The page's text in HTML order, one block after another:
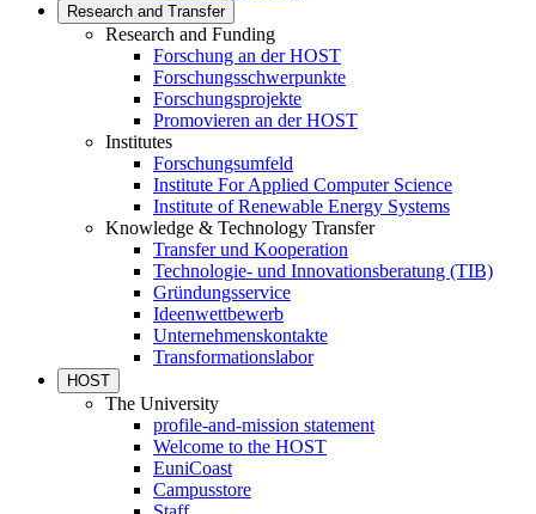
Research and Transfer
Research and Funding
Forschung an der HOST
Forschungsschwerpunkte
Forschungsprojekte
Promovieren an der HOST
Institutes
Forschungsumfeld
Institute For Applied Computer Science
Institute of Renewable Energy Systems
Knowledge & Technology Transfer
Transfer und Kooperation
Technologie- und Innovationsberatung (TIB)
Gründungsservice
Ideenwettbewerb
Unternehmenskontakte
Transformationslabor
HOST
The University
profile-and-mission statement
Welcome to the HOST
EuniCoast
Campusstore